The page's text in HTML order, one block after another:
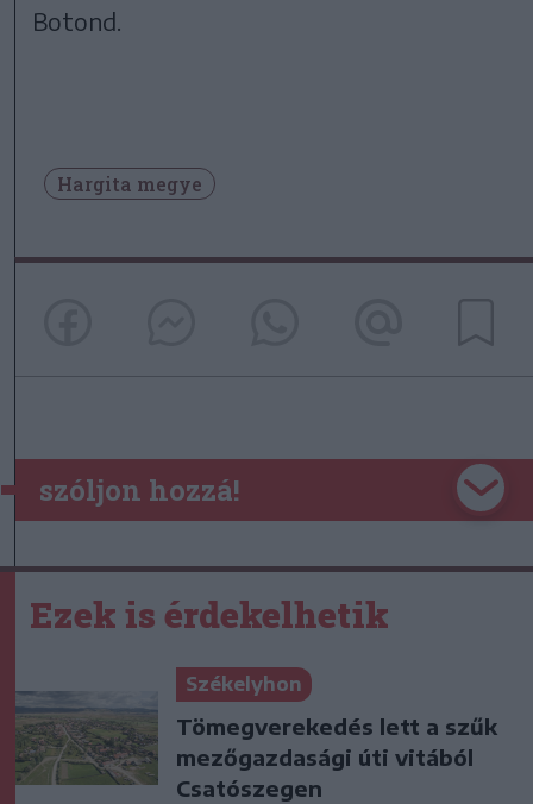
Botond.
Hargita megye
szóljon hozzá!
Ezek is érdekelhetik
Székelyhon
Tömegverekedés lett a szűk
mezőgazdasági úti vitából
Csatószegen